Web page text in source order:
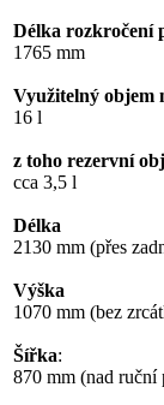
Délka rozkročení
1765 mm
Využitelný objem
16 l
z toho rezervní
cca 3,5 l
Délka
2130 mm (přes
Výška
1070 mm (bez
Šířka:
870 mm (nad ruční